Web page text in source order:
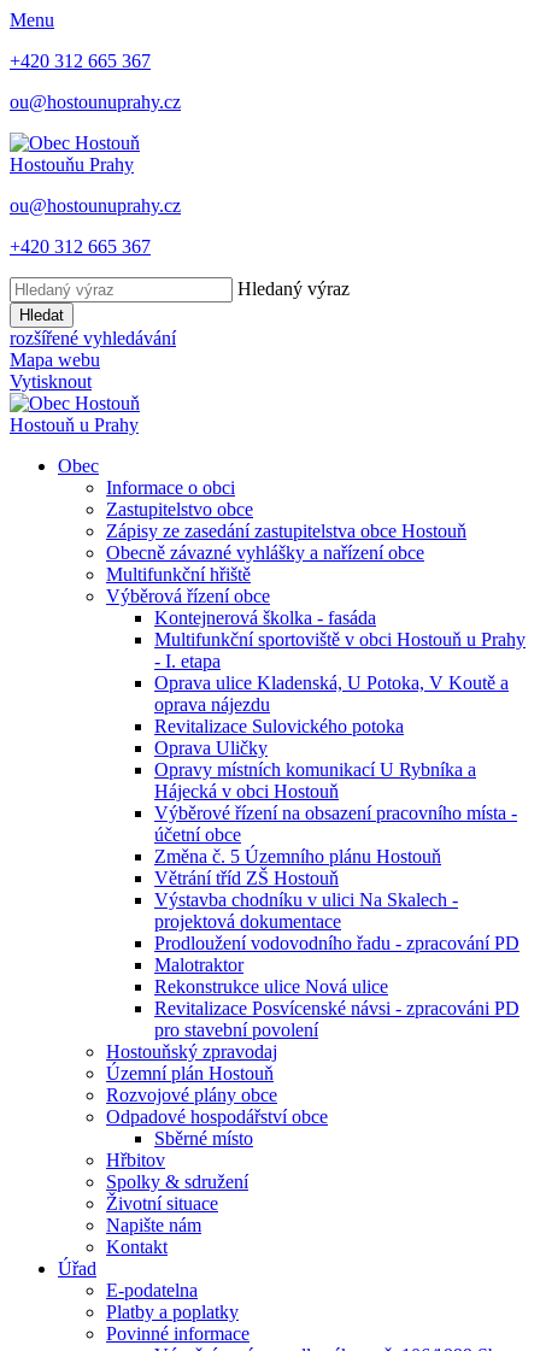
Menu
+420 312 665 367
ou@hostounuprahy.cz
Hostouňu Prahy
ou@hostounuprahy.cz
+420 312 665 367
Hledaný výraz
Hledat
rozšířené vyhledávání
Mapa webu
Vytisknout
Hostouň u Prahy
Obec
Informace o obci
Zastupitelstvo obce
Zápisy ze zasedání zastupitelstva obce Hostouň
Obecně závazné vyhlášky a nařízení obce
Multifunkční hřiště
Výběrová řízení obce
Kontejnerová školka - fasáda
Multifunkční sportoviště v obci Hostouň u Prahy
- I. etapa
Oprava ulice Kladenská, U Potoka, V Koutě a
oprava nájezdu
Revitalizace Sulovického potoka
Oprava Uličky
Opravy místních komunikací U Rybníka a
Hájecká v obci Hostouň
Výběrové řízení na obsazení pracovního místa -
účetní obce
Změna č. 5 Územního plánu Hostouň
Větrání tříd ZŠ Hostouň
Výstavba chodníku v ulici Na Skalech -
projektová dokumentace
Prodloužení vodovodního řadu - zpracování PD
Malotraktor
Rekonstrukce ulice Nová ulice
Revitalizace Posvícenské návsi - zpracováni PD
pro stavební povolení
Hostouňský zpravodaj
Územní plán Hostouň
Rozvojové plány obce
Odpadové hospodářství obce
Sběrné místo
Hřbitov
Spolky & sdružení
Životní situace
Napište nám
Kontakt
Úřad
E-podatelna
Platby a poplatky
Povinné informace